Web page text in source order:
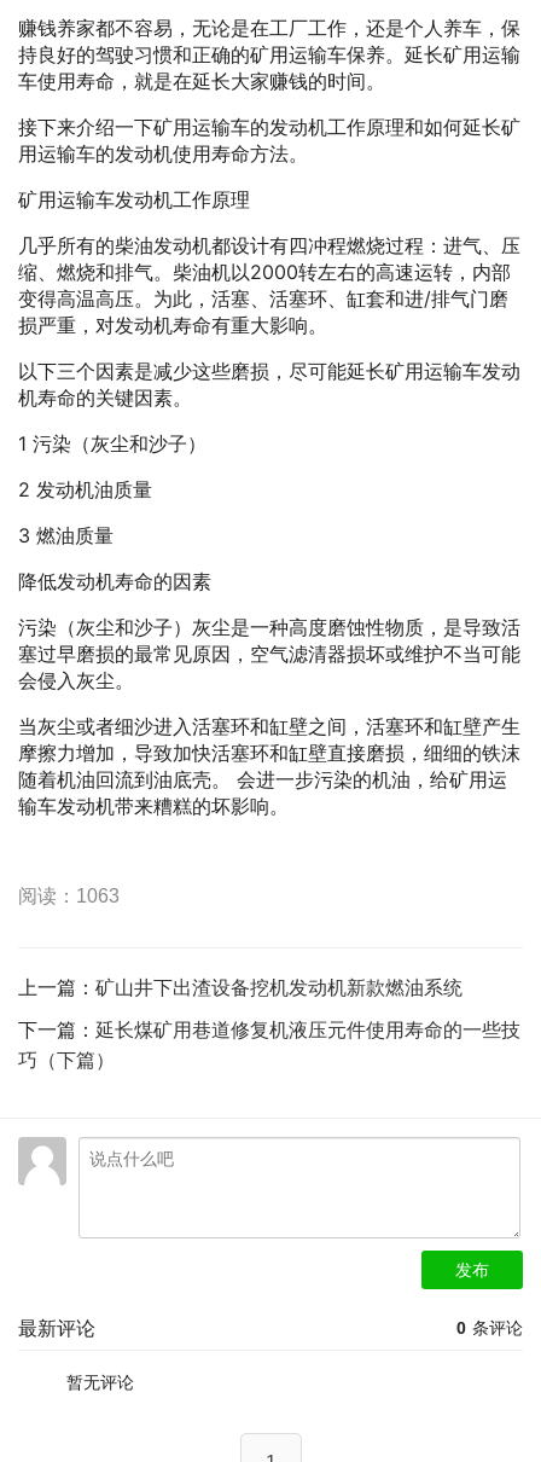
赚钱养家都不容易，无论是在工厂工作，还是个人养车，保
持良好的驾驶习惯和正确的矿用运输车保养。延长矿用运输
车使用寿命，就是在延长大家赚钱的时间。
接下来介绍一下矿用运输车的发动机工作原理和如何延长矿
用运输车的发动机使用寿命方法。
矿用运输车发动机工作原理
几乎所有的柴油发动机都设计有四冲程燃烧过程：进气、压
缩、燃烧和排气。柴油机以2000转左右的高速运转，内部
变得高温高压。为此，活塞、活塞环、缸套和进/排气门磨
损严重，对发动机寿命有重大影响。
以下三个因素是减少这些磨损，尽可能延长矿用运输车发动
机寿命的关键因素。
1 污染（灰尘和沙子）
2 发动机油质量
3 燃油质量
降低发动机寿命的因素
污染（灰尘和沙子）灰尘是一种高度磨蚀性物质，是导致活
塞过早磨损的最常见原因，空气滤清器损坏或维护不当可能
会侵入灰尘。
当灰尘或者细沙进入活塞环和缸壁之间，活塞环和缸壁产生
摩擦力增加，导致加快活塞环和缸壁直接磨损，细细的铁沫
随着机油回流到油底壳。 会进一步污染的机油，给矿用运
输车发动机带来糟糕的坏影响。
阅读：1063
上一篇： 矿山井下出渣设备挖机发动机新款燃油系统
下一篇： 延长煤矿用巷道修复机液压元件使用寿命的一些技
巧（下篇）
发布
0 条评论
最新评论
暂无评论